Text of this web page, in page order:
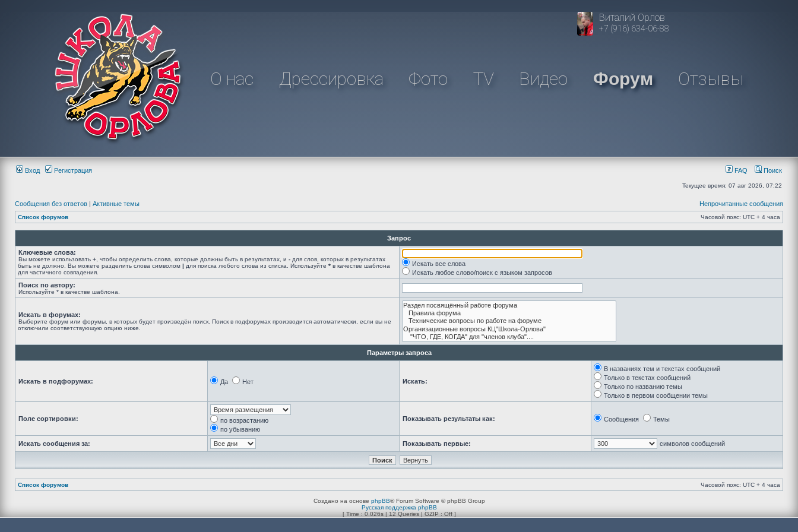
Виталий Орлов
+7 (916) 634-06-88
О нас Дрессировка Фото TV Видео Форум Отзывы
Вход Регистрация FAQ Поиск
Текущее время: 07 авг 2026, 07:22
Сообщения без ответов | Активные темы Непрочитанные сообщения
Список форумов Часовой пояс: UTC + 4 часа
Запрос
Ключевые слова:
Вы можете использовать + , чтобы определить слова, которые должны быть в результатах, и - для слов, которых в результатах
быть не должно. Вы можете разделить слова символом | для поиска любого слова из списка. Используйте * в качестве шаблона
для частичного совпадения.
Искать все слова
Искать любое слово/поиск с языком запросов
Поиск по автору:
Используйте * в качестве шаблона.
Искать в форумах:
Выберите форум или форумы, в которых будет произведён поиск. Поиск в подфорумах производится автоматически, если вы не
отключили соответствующую опцию ниже.
Параметры запроса
Искать в подфорумах: Да Нет Искать:
В названиях тем и текстах сообщений
Только в текстах сообщений
Только по названию темы
Только в первом сообщении темы
Поле сортировки:
по возрастанию
по убыванию
Показывать результаты как: Сообщения Темы
Искать сообщения за: Показывать первые: символов сообщений
Список форумов Часовой пояс: UTC + 4 часа
Создано на основе phpBB® Forum Software © phpBB Group
Русская поддержка phpBB
[ Time : 0.026s | 12 Queries | GZIP : Off ]